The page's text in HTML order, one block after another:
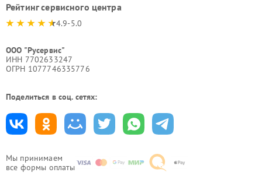
Мы принимаем
все формы оплаты
Рейтинг сервисного центра
4.9-5.0
ООО "Русервис"
ИНН 7702633247
ОГРН 1077746335776
Поделиться в соц. сетях: